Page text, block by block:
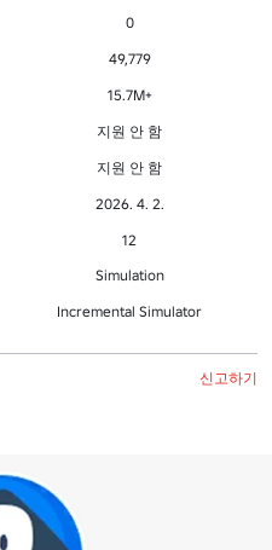
0
49,779
15.7M+
지원 안 함
지원 안 함
2026. 4. 2.
12
Simulation
Incremental Simulator
신고하기